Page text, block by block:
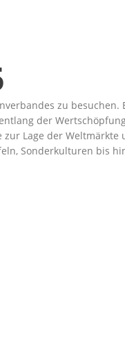
zu besuchen.
der
zur Lage der Weltmärkte
Sonderkulturen bis